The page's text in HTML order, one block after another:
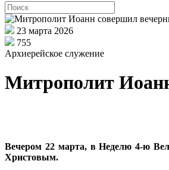
23 марта 2026
755
Архиерейское служение
Митрополит
Вечером 22 марта, в Неделю 4-ю
Христовым.